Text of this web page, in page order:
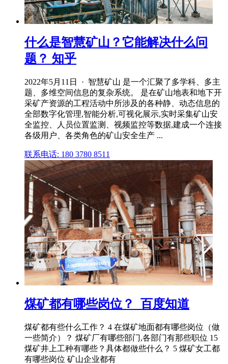
什么是智慧矿山？它能解决什么问
题？ 知乎
2022年5月11日 · 智慧矿山 是一个汇聚了多学科、多主
题、多维空间信息的复杂系统。 是在矿山地表和地下开
采矿产资源的工程活动中所涉及的各种静、动态信息的
全部数字化管理,智能分析,可视化展示,实时采集矿山安
全监控、人员位置监测、视频监控等数据,建成一个连接
各级用户、各类角色的矿山安全生产 ...
联系电话: 180 3780 8511
煤矿都有哪些岗位？_百度知道
煤矿都有些什么工作？ 4 在煤矿地面都有哪些岗位（做
一些简介）？ 煤矿厂有哪些部门,各部门有那些职位 15
煤矿井上工种有哪些？具体都做些什么？ 5 煤矿女工都
有哪些岗位 矿山企业都有